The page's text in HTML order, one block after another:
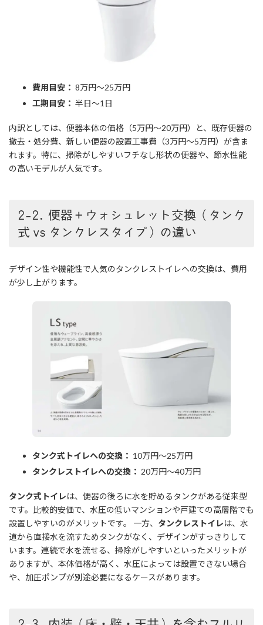
費用目安： 8万円～25万円
工期目安： 半日～1日
内訳としては、便器本体の価格（5万円～20万円）と、既存便器の
撤去・処分費、新しい便器の設置工事費（3万円～5万円）が含ま
れます。特に、掃除がしやすいフチなし形状の便器や、節水性能
の高いモデルが人気です。
2-2. 便器＋ウォシュレット交換（タンク
式 vs タンクレスタイプ）の違い
デザイン性や機能性で人気のタンクレストイレへの交換は、費用
が少し上がります。
タンク式トイレへの交換： 10万円～25万円
タンクレストイレへの交換： 20万円～40万円
タンク式トイレは、便器の後ろに水を貯めるタンクがある従来型
です。比較的安価で、水圧の低いマンションや戸建ての高層階でも
設置しやすいのがメリットです。 一方、 タンクレストイレは、水
道から直接水を流すためタンクがなく、デザインがすっきりして
います。連続で水を流せる、掃除がしやすいといったメリットが
ありますが、本体価格が高く、水圧によっては設置できない場合
や、加圧ポンプが別途必要になるケースがあります。